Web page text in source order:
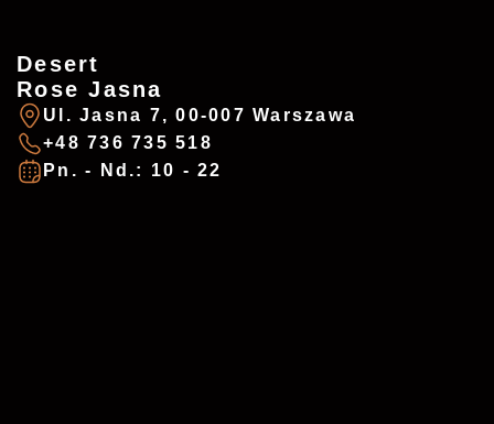
Desert
Rose Jasna
Ul. Jasna 7, 00-007 Warszawa
+48 736 735 518
Pn. - Nd.: 10 - 22